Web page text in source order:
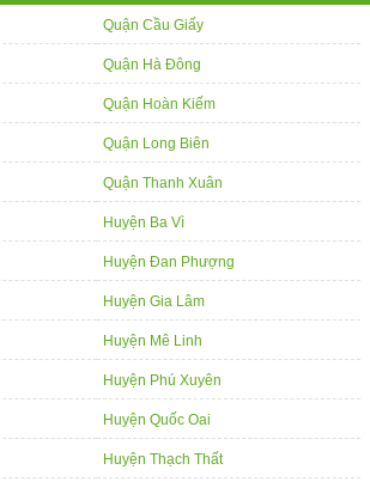
Quận Cầu Giấy
Quận Hà Đông
Quận Hoàn Kiếm
Quận Long Biên
Quận Thanh Xuân
Huyện Ba Vì
Huyện Đan Phượng
Huyện Gia Lâm
Huyện Mê Linh
Huyện Phú Xuyên
Huyện Quốc Oai
Huyện Thạch Thất